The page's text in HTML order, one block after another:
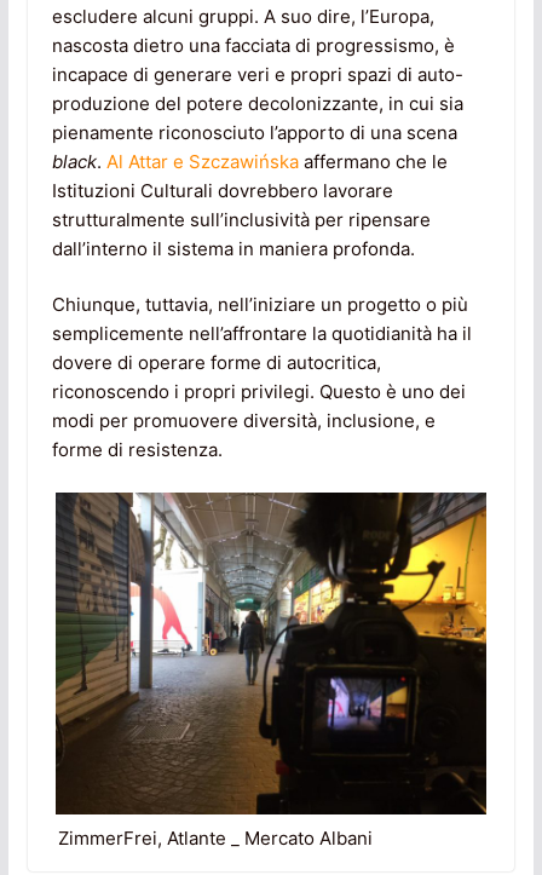
escludere alcuni gruppi. A suo dire, l’Europa,
nascosta dietro una facciata di progressismo, è
incapace di generare veri e propri spazi di auto-
produzione del potere decolonizzante, in cui sia
pienamente riconosciuto l’apporto di una scena
black. Al Attar e Szczawińskaaffermano che le
Istituzioni Culturali dovrebbero lavorare
strutturalmente sull’inclusività per ripensare
dall’interno il sistema in maniera profonda.
Chiunque, tuttavia, nell’iniziare un progetto o più
semplicemente nell’affrontare la quotidianità ha il
dovere di operare forme di autocritica,
riconoscendo i propri privilegi. Questo è uno dei
modi per promuovere diversità, inclusione, e
forme di resistenza.
ZimmerFrei, Atlante _ Mercato Albani